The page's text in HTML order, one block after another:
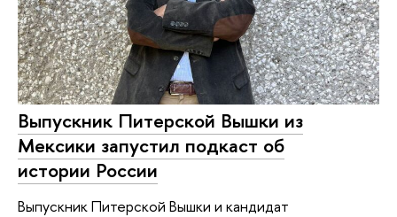
Выпускник Питерской Вышки из
Мексики запустил подкаст об
истории России
Выпускник Питерской Вышки и кандидат